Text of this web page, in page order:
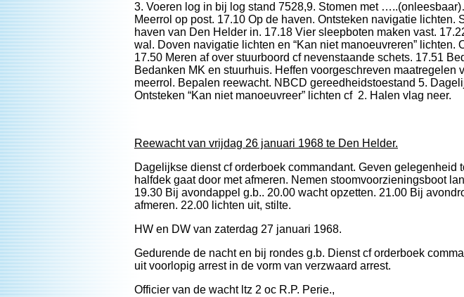
3. Voeren log in bij log stand 7528,9. Stomen met
Meerrol op post. 17.10 Op de haven. Ontsteken navigatie lichten.
haven van Den Helder in. 17.18 Vier sleepboten maken vast.
wal. Doven navigatie lichten en “Kan niet manoeuvreren” lichten.
17.50 Meren af over stuurboord cf nevenstaande schets. 17.51
Bedanken MK en stuurhuis. Heffen voorgeschreven maatregelen
meerrol. Bepalen reewacht. NBCD gereedheidstoestand 5.
Ontsteken “Kan niet manoeuvreer” lichten cf 2. Halen vlag neer.
Reewacht van vrijdag 26 januari 1968 te Den Helder.
Dagelijkse dienst cf orderboek commandant. Geven gelegenheid
halfdek gaat door met afmeren. Nemen stoomvoorzieningsboot
19.30 Bij avondappel g.b.. 20.00 wacht opzetten. 21.00 Bij
afmeren. 22.00 lichten uit, stilte.
HW en DW van zaterdag 27 januari 1968.
Gedurende de nacht en bij rondes g.b. Dienst cf orderboek
uit voorlopig arrest in de vorm van verzwaard arrest.
Officier van de wacht ltz 2 oc R.P. Perie.,